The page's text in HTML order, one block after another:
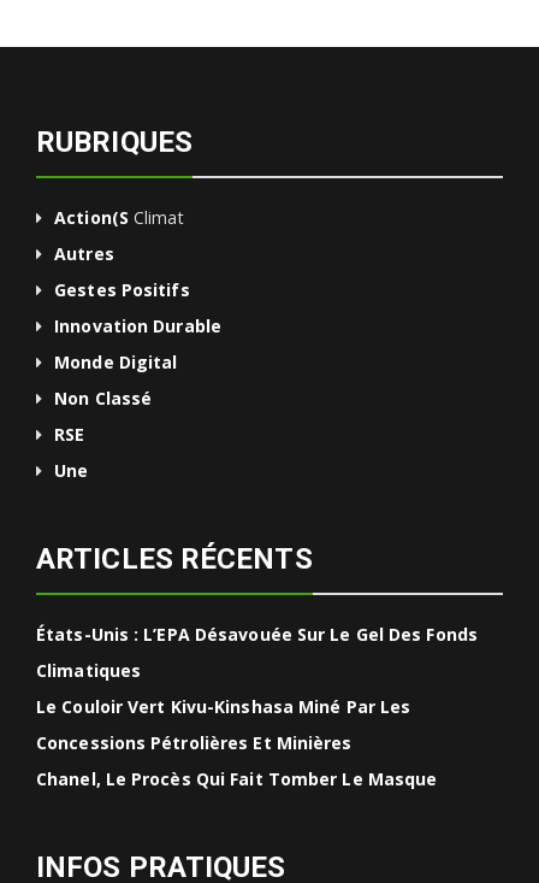
RUBRIQUES
Action(s Climat
Autres
Gestes Positifs
Innovation Durable
Monde Digital
Non Classé
RSE
Une
ARTICLES RÉCENTS
États-Unis : L’EPA Désavouée Sur Le Gel Des Fonds
Climatiques
Le Couloir Vert Kivu-Kinshasa Miné Par Les
Concessions Pétrolières Et Minières
Chanel, Le Procès Qui Fait Tomber Le Masque
INFOS PRATIQUES